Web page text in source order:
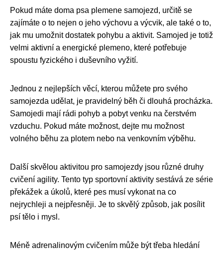
Pokud máte doma psa plemene samojezd, určitě se
zajímáte o to nejen o jeho výchovu a výcvik, ale také o to,
jak mu umožnit dostatek pohybu a aktivit. Samojed je totiž
velmi aktivní a energické plemeno, které potřebuje
spoustu fyzického i duševního vyžití.
Jednou z nejlepších věcí, kterou můžete pro svého
samojezda udělat, je pravidelný běh či dlouhá procházka.
Samojedi mají rádi pohyb a pobyt venku na čerstvém
vzduchu. Pokud máte možnost, dejte mu možnost
volného běhu za plotem nebo na venkovním výběhu.
Další skvělou aktivitou pro samojezdy jsou různé druhy
cvičení agility. Tento typ sportovní aktivity sestává ze série
překážek a úkolů, které pes musí vykonat na co
nejrychleji a nejpřesněji. Je to skvělý způsob, jak posílit
psí tělo i mysl.
Méně adrenalinovým cvičením může být třeba hledání